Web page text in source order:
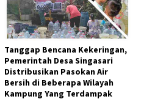
Tanggap Bencana Kekeringan,
Pemerintah Desa Singasari
Distribusikan Pasokan Air
Bersih di Beberapa Wilayah
Kampung Yang Terdampak